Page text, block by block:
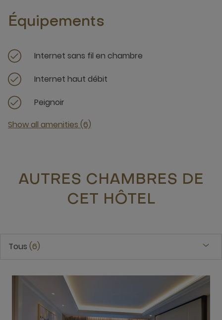
Équipements
Internet sans fil en chambre
Internet haut débit
Peignoir
Show all amenities (6)
AUTRES CHAMBRES DE
CET HÔTEL
Tous 6